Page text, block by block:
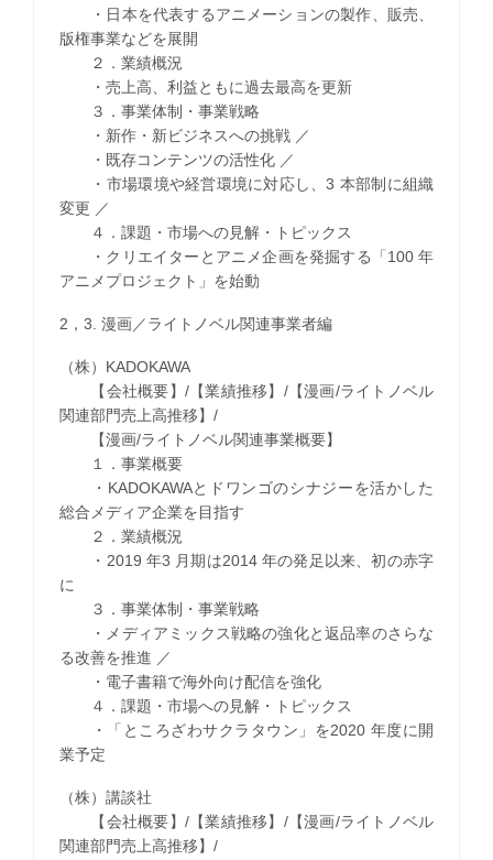
・日本を代表するアニメーションの製作、販売、
版権事業などを展開
２．業績概況
・売上高、利益ともに過去最高を更新
３．事業体制・事業戦略
・新作・新ビジネスへの挑戦 ／
・既存コンテンツの活性化 ／
・市場環境や経営環境に対応し、3 本部制に組織
変更 ／
４．課題・市場への見解・トピックス
・クリエイターとアニメ企画を発掘する「100 年
アニメプロジェクト」を始動
2，3. 漫画／ライトノベル関連事業者編
（株）KADOKAWA
【会社概要】/【業績推移】/【漫画/ライトノベル
関連部門売上高推移】/
【漫画/ライトノベル関連事業概要】
１．事業概要
・KADOKAWAとドワンゴのシナジーを活かした
総合メディア企業を目指す
２．業績概況
・2019 年3 月期は2014 年の発足以来、初の赤字
に
３．事業体制・事業戦略
・メディアミックス戦略の強化と返品率のさらな
る改善を推進 ／
・電子書籍で海外向け配信を強化
４．課題・市場への見解・トピックス
・「ところざわサクラタウン」を2020 年度に開
業予定
（株）講談社
【会社概要】/【業績推移】/【漫画/ライトノベル
関連部門売上高推移】/